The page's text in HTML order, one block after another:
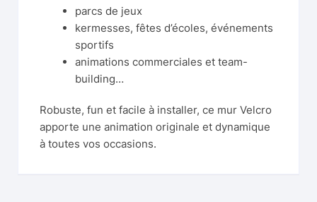
parcs de jeux
kermesses, fêtes d’écoles, événements
sportifs
animations commerciales et team-
building…
Robuste, fun et facile à installer, ce mur Velcro
apporte une animation originale et dynamique
à toutes vos occasions.